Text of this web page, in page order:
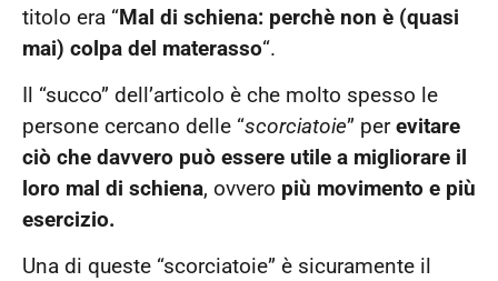
titolo era “Mal di schiena: perchè non è (quasi
mai) colpa del materasso“.
Il “succo” dell’articolo è che molto spesso le
persone cercano delle “scorciatoie” perevitare
ciò che davvero può essere utile a migliorare il
loro mal di schiena, ovvero più movimento e più
esercizio.
Una di queste “scorciatoie” è sicuramente il